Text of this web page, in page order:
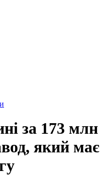
за 173 млн
який має